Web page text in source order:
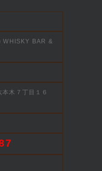
WHISKY BAR &
木７丁目１６